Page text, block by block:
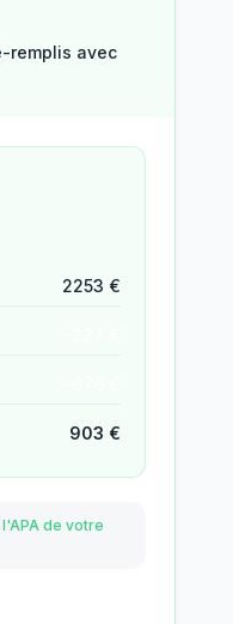
avec
2253 €
903 €
l'APA de votre